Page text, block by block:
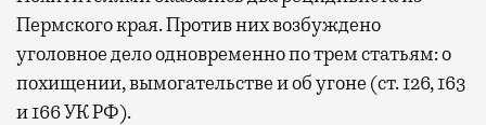
Пермского края. Против них возбуждено
уголовное дело одновременно по трем статьям: о
похищении, вымогательстве и об угоне (ст. 126, 163
и 166 УК РФ).